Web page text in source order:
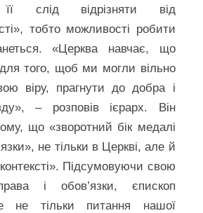
слід відрізняти від
тобто можливості робити
«Церква навчає, що
того, щоб ми могли вільно
віру, прагнути до добра і
– розповів ієрарх. Він
що «зворотний бік медалі
не тільки в Церкві, але й
Підсумовуючи свою
і обов’язки, єпископ
не тільки питання нашої